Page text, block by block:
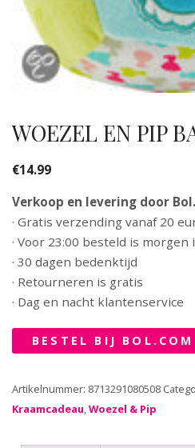
WOEZEL EN PIP
€14.99
Verkoop en levering door
· Gratis verzending vanaf 20
· Voor 23:00 besteld is morgen
· 30 dagen bedenktijd
· Retourneren is gratis
· Dag en nacht klantenservice
BESTEL BIJ BOL.COM
Artikelnummer: 8713291080508
Kraamcadeau,Woezel & Pip